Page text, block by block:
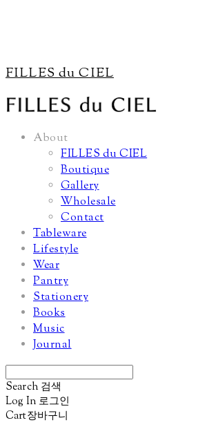
FILLES du CIEL
About
FILLES du CIEL
Boutique
Gallery
Wholesale
Contact
Tableware
Lifestyle
Wear
Pantry
Stationery
Books
Music
Journal
Search 검색
Log In 로그인
Cart장바구니